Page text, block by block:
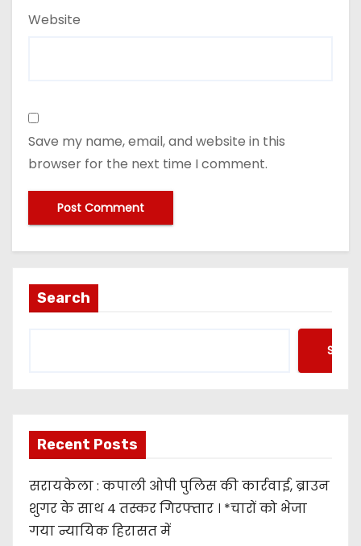
Website
Save my name, email, and website in this
browser for the next time I comment.
Search
Recent Posts
सरायकेला : कपाली ओपी पुलिस की कार्रवाई, ब्राउन
शुगर के साथ 4 तस्कर गिरफ्तार । *चारों को भेजा
गया न्यायिक हिरासत में